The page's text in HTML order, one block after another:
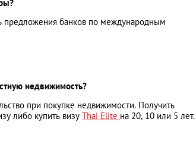
предложения банков по международным
недвижимость?
при покупке недвижимости. Получить
либо купить визу Thai Elite на 20, 10 или 5 лет.